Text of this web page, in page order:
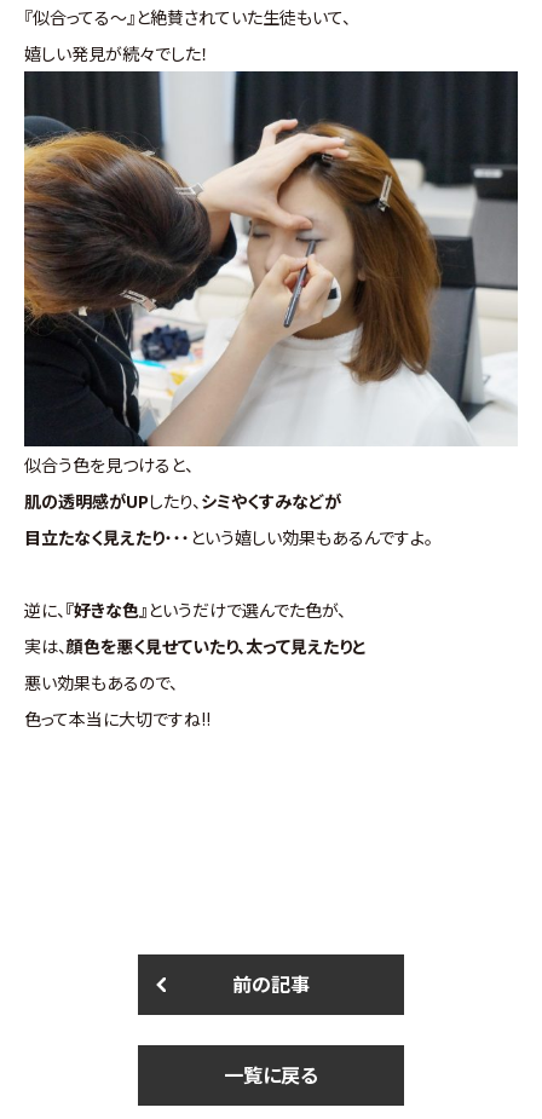
『似合ってる～』と絶賛されていた生徒もいて、
嬉しい発見が続々でした！
似合う色を見つけると、
肌の透明感がUPしたり、シミやくすみなどが
目立たなく見えたり・・・という嬉しい効果もあるんですよ。
逆に、『好きな色』というだけで選んでた色が、
実は、顔色を悪く見せていたり、太って見えたりと
悪い効果もあるので、
色って本当に大切ですね!!
前の記事
一覧に戻る